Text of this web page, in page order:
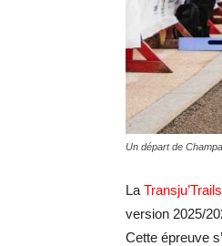
Un départ de
La Transju’Trails
version 2025/
Cette épreuve